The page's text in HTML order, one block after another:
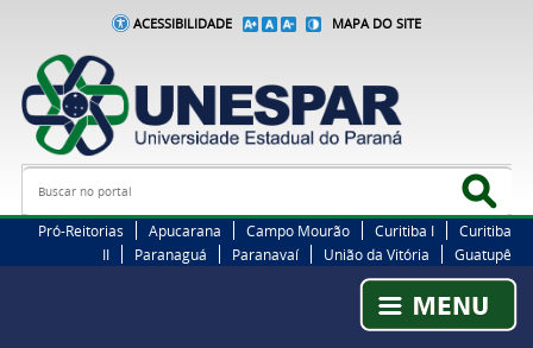
ACESSIBILIDADE MAPA DO SITE
Busca
Pró-Reitorias Apucarana Campo Mourão Curitiba I
Curitiba
II
Paranaguá Paranavaí União da Vitória Guatupê